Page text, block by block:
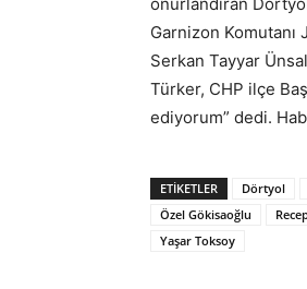
Garnizon Komutanı
Serkan Tayyar
Türker, CHP ilçe
ediyorum” dedi.
ETIKETLER Dörtyol
Özel Gökisaoğlu
Yaşar Toksoy